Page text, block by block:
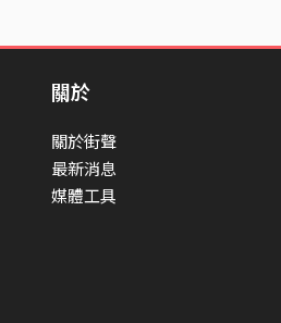
關於
關於街聲
最新消息
媒體工具